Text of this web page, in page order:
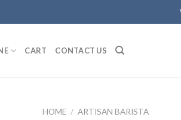
CART CONTACT US
HOME / ARTISAN BARISTA